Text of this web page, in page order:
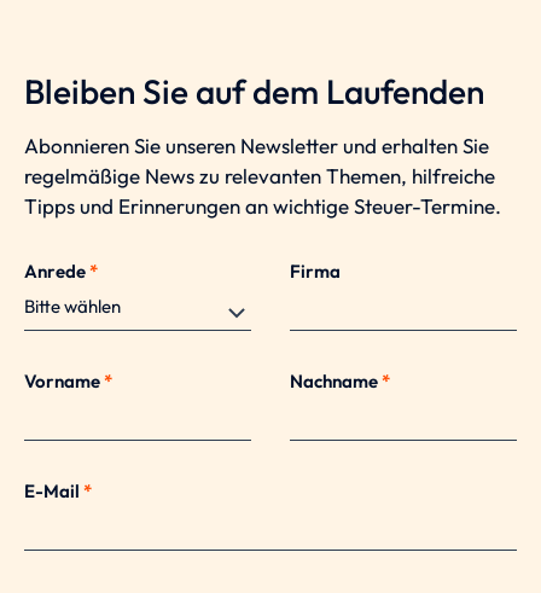
Bleiben Sie auf dem Laufenden
Abonnieren Sie unseren Newsletter und erhalten Sie
regelmäßige News zu relevanten Themen, hilfreiche
Tipps und Erinnerungen an wichtige Steuer-Termine.
Anrede* Firma
Vorname* Nachname*
E-Mail *